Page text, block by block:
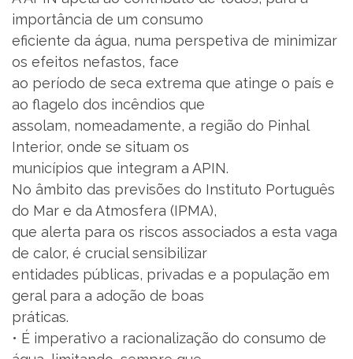
importância de um consumo
eficiente da água, numa perspetiva de minimizar
os efeitos nefastos, face
ao período de seca extrema que atinge o país e
ao flagelo dos incêndios que
assolam, nomeadamente, a região do Pinhal
Interior, onde se situam os
municípios que integram a APIN.
No âmbito das previsões do Instituto Português
do Mar e da Atmosfera (IPMA),
que alerta para os riscos associados a esta vaga
de calor, é crucial sensibilizar
entidades públicas, privadas e a população em
geral para a adoção de boas
práticas.
• É imperativo a racionalização do consumo de